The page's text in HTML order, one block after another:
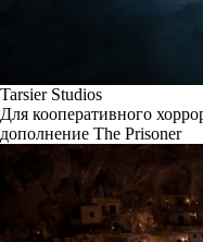
Tarsier Studios
Для кооперативного
дополнение The Prisoner